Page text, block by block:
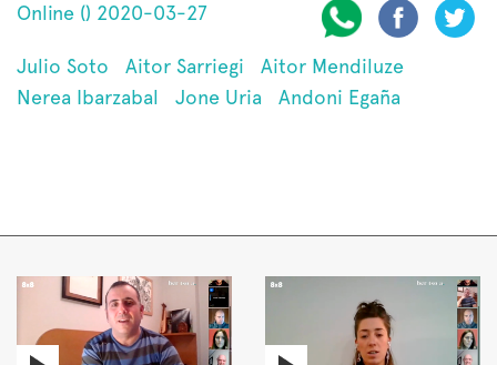
Online () 2020-03-27
Julio Soto Aitor Sarriegi
Aitor Mendiluze
Nerea Ibarzabal
Jone Uria Andoni Egaña